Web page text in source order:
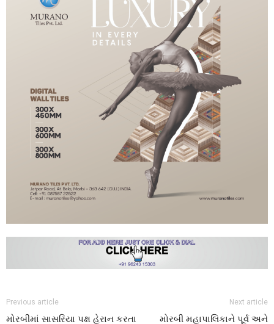
Previous article
મોરબીમાં સાસરિયા પક્ષ હેરાન કરતા
Next article
મોરબી મહાપાલિકાને પૂર્વ અને